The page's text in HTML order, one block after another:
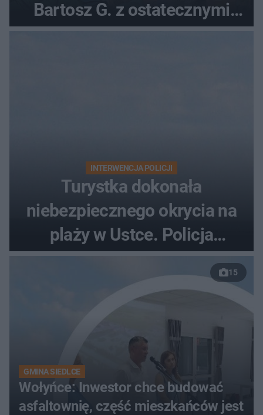
Bartosz G. z ostatecznymi
zarzutami
INTERWENCJA POLICJI
Turystka dokonała
niebezpiecznego okrycia na
plaży w Ustce. Policja
musiała zamknąć odcinek
15
GMINA SIEDLCE
Wołyńce: Inwestor chce budować
asfaltownię, część mieszkańców jest